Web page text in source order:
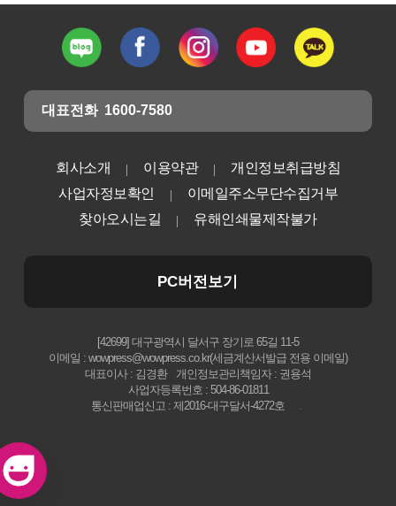
대표전화 1600-7580
회사소개 이용약관
개인정보취급방침
사업자정보확인
이메일주소무단수집거부
찾아오시는길
유해인쇄물제작불가
PC버전보기
[42699] 대구광역시 달서구 장기로 65길 11-5
이메일 : wowpress@wowpress.co.kr(세금계산서발급 전용 이메일)
대표이사 : 김경환
개인정보관리책임자 : 권용석
사업자등록번호 : 504-86-01811
통신판매업신고 : 제2016-대구달서-4272호